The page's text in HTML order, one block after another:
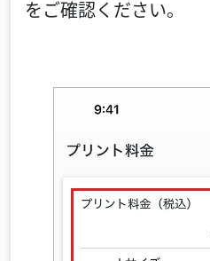
をご確認ください。